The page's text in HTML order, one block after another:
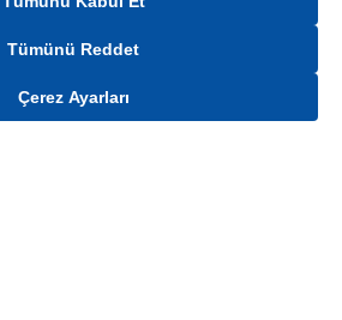
Gelince Haber Ver
Tümünü Reddet
Çerez Ayarları